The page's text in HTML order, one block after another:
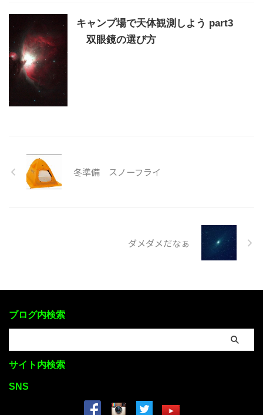
キャンプ場で天体観測しよう part3
双眼鏡の選び方
冬準備 スノーフライ
ダメダメだなぁ
ブログ内検索
サイト内検索
SNS